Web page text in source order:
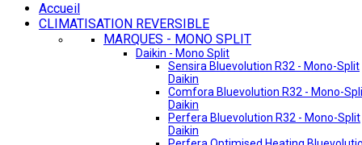
Accueil
CLIMATISATION REVERSIBLE
MARQUES - MONO SPLIT
Daikin - Mono Split
Sensira Bluevolution R32 - Mono-Split
Daikin
Comfora Bluevolution R32 - Mono-
Daikin
Perfera Bluevolution R32 - Mono-Split
Daikin